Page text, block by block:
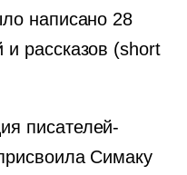
написано 28
рассказов (short
писателей-
Симаку